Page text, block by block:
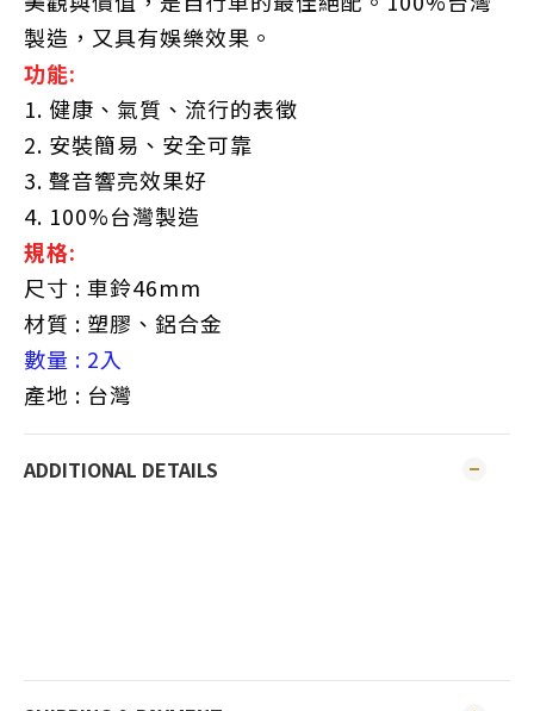
製造，又具有娛樂效果。
功能:
1. 健康、氣質、流行的表徵
2. 安裝簡易、安全可靠
3. 聲音響亮效果好
4. 100%台灣製造
規格:
尺寸 : 車鈴46mm
材質 : 塑膠、鋁合金
數量 : 2入
產地 : 台灣
ADDITIONAL DETAILS